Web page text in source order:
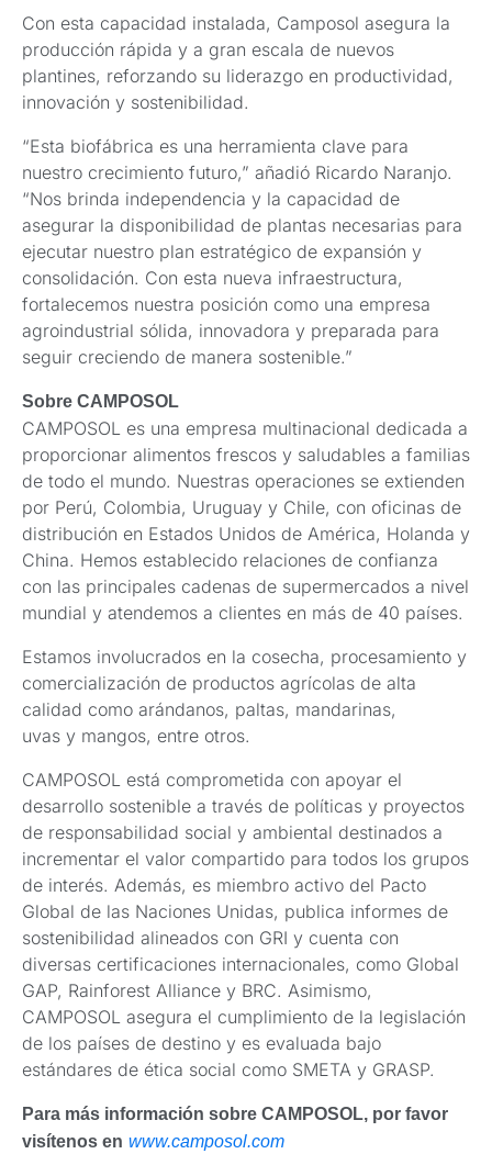
Con esta capacidad instalada, Camposol asegura la
producción rápida y a gran escala de nuevos
plantines, reforzando su liderazgo en productividad,
innovación y sostenibilidad.
“Esta biofábrica es una herramienta clave para
nuestro crecimiento futuro,” añadió Ricardo Naranjo.
“Nos brinda independencia y la capacidad de
asegurar la disponibilidad de plantas necesarias para
ejecutar nuestro plan estratégico de expansión y
consolidación. Con esta nueva infraestructura,
fortalecemos nuestra posición como una empresa
agroindustrial sólida, innovadora y preparada para
seguir creciendo de manera sostenible.”
Sobre CAMPOSOL
CAMPOSOL es una empresa multinacional dedicada a
proporcionar alimentos frescos y saludables a familias
de todo el mundo. Nuestras operaciones se extienden
por Perú, Colombia, Uruguay y Chile, con oficinas de
distribución en Estados Unidos de América, Holanda y
China. Hemos establecido relaciones de confianza
con las principales cadenas de supermercados a nivel
mundial y atendemos a clientes en más de 40 países.
Estamos involucrados en la cosecha, procesamiento y
comercialización de productos agrícolas de alta
calidad como arándanos, paltas, mandarinas,
uvas y mangos, entre otros.
CAMPOSOL está comprometida con apoyar el
desarrollo sostenible a través de políticas y proyectos
de responsabilidad social y ambiental destinados a
incrementar el valor compartido para todos los grupos
de interés. Además, es miembro activo del Pacto
Global de las Naciones Unidas, publica informes de
sostenibilidad alineados con GRI y cuenta con
diversas certificaciones internacionales, como Global
GAP, Rainforest Alliance y BRC. Asimismo,
CAMPOSOL asegura el cumplimiento de la legislación
de los países de destino y es evaluada bajo
estándares de ética social como SMETA y GRASP.
Para más información sobre CAMPOSOL, por favor
visítenos en www.camposol.com